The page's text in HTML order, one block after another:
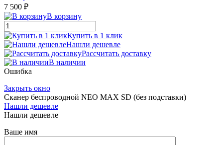
7 500 ₽
В корзину
Купить в 1 клик
Нашли дешевле
Рассчитать доставку
В наличии
Ошибка
Закрыть окно
Сканер беспроводной NEO MAX SD (без подставки)
Нашли дешевле
Нашли дешевле
Ваше имя